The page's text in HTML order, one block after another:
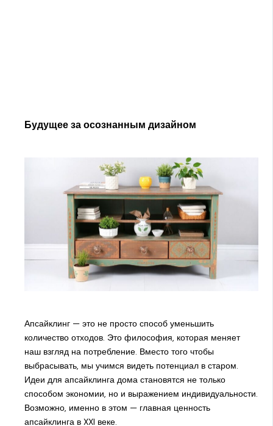
Будущее за осознанным дизайном
Апсайклинг — это не просто способ уменьшить
количество отходов. Это философия, которая меняет
наш взгляд на потребление. Вместо того чтобы
выбрасывать, мы учимся видеть потенциал в старом.
Идеи для апсайклинга дома становятся не только
способом экономии, но и выражением индивидуальности.
Возможно, именно в этом — главная ценность
апсайклинга в XXI веке.